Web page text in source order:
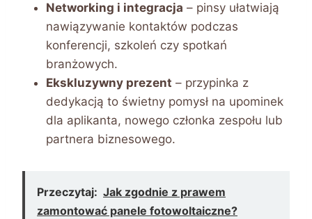
Networking i integracja – pinsy ułatwiają
nawiązywanie kontaktów podczas
konferencji, szkoleń czy spotkań
branżowych.
Ekskluzywny prezent – przypinka z
dedykacją to świetny pomysł na upominek
dla aplikanta, nowego członka zespołu lub
partnera biznesowego.
Przeczytaj: Jak zgodnie z prawem
zamontować panele fotowoltaiczne?